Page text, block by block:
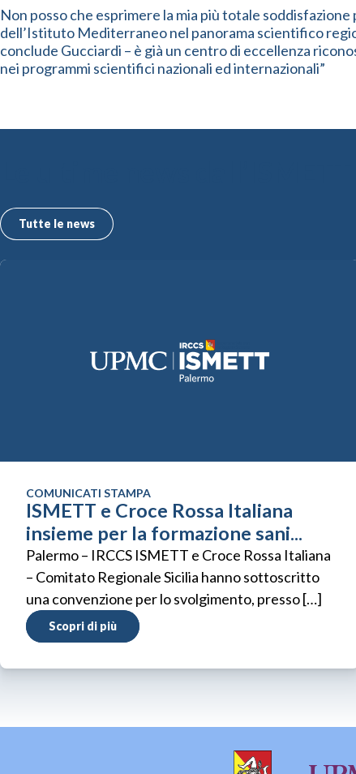
Non posso che esprimere la mia più totale
dell’Istituto Mediterraneo nel panorama scientifico
conclude Gucciardi – è già un centro di eccellenza
nei programmi scientifici nazionali ed internazionali”
Tutte le news
COMUNICATI STAMPA
ISMETT e Croce Rossa Italiana
insieme per la formazione sani...
Palermo – IRCCS ISMETT e Croce Rossa Italiana
– Comitato Regionale Sicilia hanno sottoscritto
una convenzione per lo svolgimento, presso […]
Scopri di più